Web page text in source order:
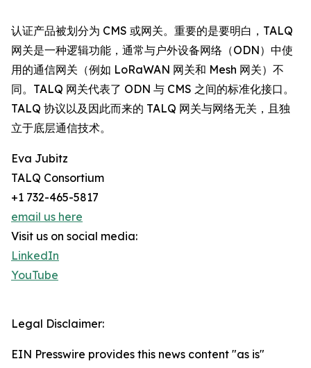
认证产品被划分为 CMS 或网关。重要的是要明白，TALQ
网关是一种逻辑功能，通常与户外设备网络（ODN）中使
用的通信网关（例如 LoRaWAN 网关和 Mesh 网关）不
同。TALQ 网关代表了 ODN 与 CMS 之间的标准化接口。
TALQ 协议以及因此而来的 TALQ 网关与网络无关，且独
立于底层通信技术。
Eva Jubitz
TALQ Consortium
+1 732-465-5817
email us here
Visit us on social media:
LinkedIn
YouTube
Legal Disclaimer:
EIN Presswire provides this news content "as is"